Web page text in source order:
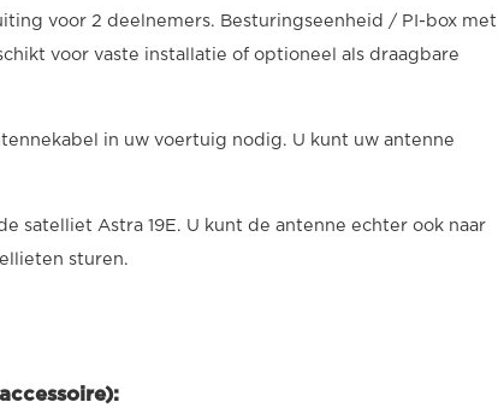
voor 2 deelnemers. Besturingseenheid / PI-box met
voor vaste installatie of optioneel als draagbare
in uw voertuig nodig. U kunt uw antenne
satelliet Astra 19E. U kunt de antenne echter ook naar
sturen.